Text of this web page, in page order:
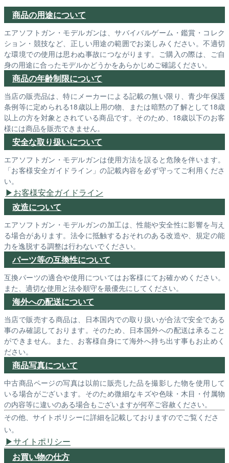
商品の用途について
エアソフトガン・モデルガンは、サバイバルゲーム・鑑賞・コレク
ション・競技など、正しい用途の範囲でお楽しみください。不適切
な環境での使用は思わぬ事故につながります。ご購入の際は、ご自
身の用途に合ったモデルかどうかをあらかじめご確認ください。
商品の年齢制限について
当店の販売品は、特にメーカーによる記載の無い限り、青少年保護
条例等に定められる18歳以上用の物、または暗黙の了解として18歳
以上の方を対象とされている商品です。そのため、18歳以下のお客
様には商品を販売できません。
安全な取り扱いについて
エアソフトガン・モデルガンは使用方法を誤ると危険を伴います。
「お客様安全ガイドライン」の記載内容を必ず守ってご利用くださ
い。
お客様安全ガイドライン
改造について
エアソフトガン・モデルガンの加工は、性能や安全性に影響を与え
る場合があります。法令に抵触するおそれのある改造や、規定の能
力を逸脱する調整は行わないでください。
パーツ等の互換性について
互換パーツの適合や使用についてはお客様にてお確かめください。
また、適切な使用と法令順守を最優先にしてください。
海外への配送について
当店で販売する商品は、日本国内での取り扱いが合法で安全である
事のみ確認しております。そのため、日本国外への配送は承ること
ができません。また、お客様自身にて海外へ持ち出す事もお止めく
ださい。
商品写真について
中古商品ページの写真は以前に販売した品を撮影した物を使用して
いる場合がございます。そのため微細なキズや色味・木目・付属物
の内容等に違いのある場合もございますが何卒ご容赦ください。
その他、サイトポリシーに詳細を記載しておりますのでご覧くださ
い。
サイトポリシー
お買い物の仕方